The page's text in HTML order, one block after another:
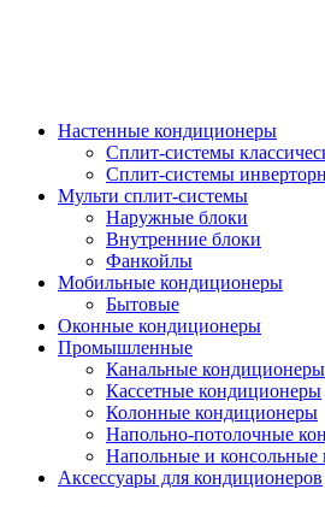
Настенные кондиционеры
Сплит-системы
Сплит-системы
Мульти сплит-системы
Наружные блоки
Внутренние блоки
Фанкойлы
Мобильные кондиционеры
Бытовые
Оконные кондиционеры
Промышленные
Канальные кондиционеры
Кассетные кондиционеры
Колонные кондиционеры
Напольно-потолочные
Напольные и консольные
Аксессуары для кондиционеров